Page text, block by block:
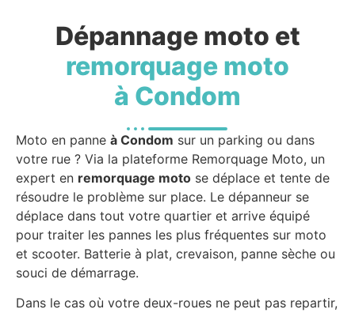
Dépannage moto et
remorquage moto
à Condom
Moto en panne à Condom sur un parking ou dans
votre rue ? Via la plateforme Remorquage Moto, un
expert en remorquage moto se déplace et tente de
résoudre le problème sur place. Le dépanneur se
déplace dans tout votre quartier et arrive équipé
pour traiter les pannes les plus fréquentes sur moto
et scooter. Batterie à plat, crevaison, panne sèche ou
souci de démarrage.
Dans le cas où votre deux-roues ne peut pas repartir,